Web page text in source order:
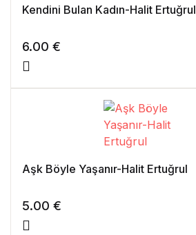
Kendini Bulan Kadın-Halit Ertuğrul
6.00 €
Aşk Böyle Yaşanır-Halit Ertuğrul
5.00 €